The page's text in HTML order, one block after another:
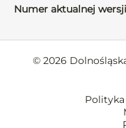
Numer aktualnej
© 2026